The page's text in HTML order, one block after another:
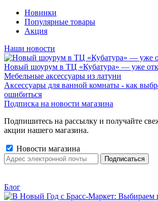
Новинки
Популярные товары
Акция
Наши новости
Новый шоурум в ТЦ «Кубатура» — уже
Мебельные аксессуары из латуни
Аксессуары для ванной комнаты - как
ошибиться
Подписка на новости магазина
Подпишитесь на рассылку и получайте
акции нашего магазина.
Новости магазина
Блог